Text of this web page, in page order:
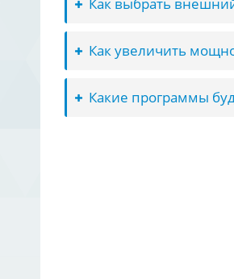
Как увеличить
Какие программы